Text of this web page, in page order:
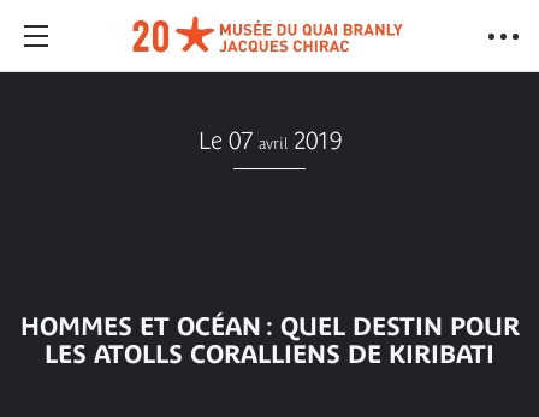
Le 07 avril 2019
HOMMES ET OCÉAN : QUEL DESTIN POUR
LES ATOLLS CORALLIENS DE KIRIBATI